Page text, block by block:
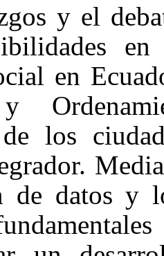
y el
en
y
los
de datos y